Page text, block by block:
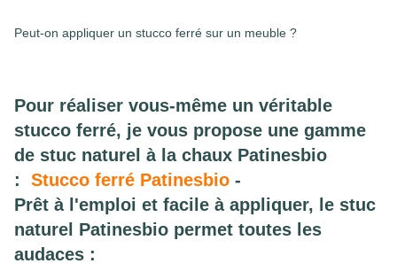
Peut-on appliquer un stucco ferré sur un meuble ?
Pour réaliser vous-même un véritable
stucco ferré, je vous propose une gamme
de stuc naturel à la chaux Patinesbio
:
Stucco ferré Patinesbio -
Prêt à l'emploi et facile à appliquer, le stuc
naturel Patinesbio permet toutes les
audaces :